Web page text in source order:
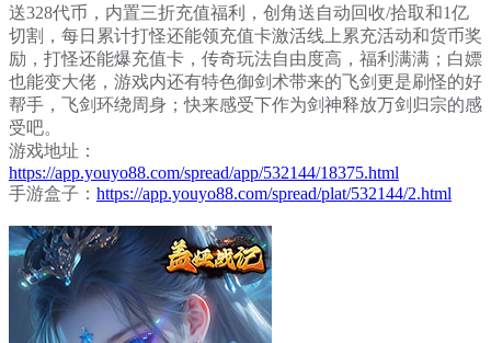
送328代币，内置三折充值福利，创角送自动回收/拾取和1亿
切割，每日累计打怪还能领充值卡激活线上累充活动和货币奖
励，打怪还能爆充值卡，传奇玩法自由度高，福利满满；白嫖
也能变大佬，游戏内还有特色御剑术带来的飞剑更是刷怪的好
帮手，飞剑环绕周身；快来感受下作为剑神释放万剑归宗的感
受吧。
游戏地址：
https://app.youyo88.com/spread/app/532144/18375.html
手游盒子： https://app.youyo88.com/spread/plat/532144/2.html